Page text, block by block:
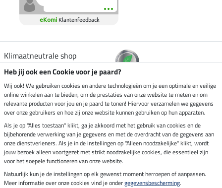
eKomi Klantenfeedback
Klimaatneutrale shop
Verzending per
Veilig betalen met
Impressum
Heb jij ook een Cookie voor je paard?
Wij ook! We gebruiken cookies en andere technologieën om je een optimale en veilige
online winkelen aan te bieden, om de prestaties van onze website te meten en om
relevante producten voor jou en je paard te tonen! Hiervoor verzamelen we gegevens
over onze gebruikers en hoe zij onze website kunnen gebruiken op hun apparaten.
Als je op "Alles toestaan" klikt, ga je akkoord met het gebruik van cookies en de
bijbehorende verwerking van je gegevens en met de overdracht van de gegevens aan
onze dienstverleners. Als je in de instellingen op "Alleen noodzakelijke" klikt, wordt
jouw bezoek alleen voortgezet met strikt noodzakelijke cookies, die essentieel zijn
voor het soepele functioneren van onze website.
Natuurlijk kun je de instellingen op elk gewenst moment herroepen of aanpassen.
Meer informatie over onze cookies vind je ondergegevensbescherming.